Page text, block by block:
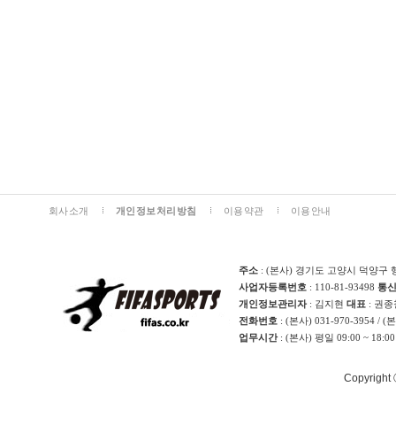
회사소개 개인정보처리방침 이용약관 이용안내
주소 : (본사) 경기도 고양시 덕양구
사업자등록번호 : 110-81-93498 통
개인정보관리자: 김지현 대표 : 권
전화번호 : (본사) 031-970-3954 / (
업무시간: (본사) 평일 09:00 ~